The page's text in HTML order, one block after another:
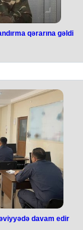
gəldi
məlumat yayıb.
Məhəmməd
təşkil etməkdə ittiham
var və biz qul kimi
ehtiyacımız yoxdur”, -
uran istehsalçısıdır.
enerjisi istehsal
payına düşür.
qərarına gəldi
davam edir